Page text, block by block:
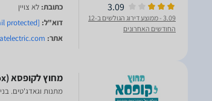
3.09
3.09
- ממוצע דירוג הגולשים ב-12
החודשים האחרונים
כתובת: לא צויין
דוא"ל: [email protected]
אתר:
מתנות וגאדג'טים.